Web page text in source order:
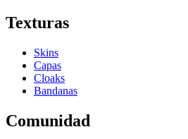
Texturas
Skins
Capas
Cloaks
Bandanas
Comunidad